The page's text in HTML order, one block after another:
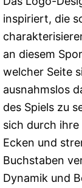
inspiriert, die
an diesem
welcher Seite
ausnahmslos
des Spiels zu
sich durch
Ecken und
Buchstaben
Dynamik und